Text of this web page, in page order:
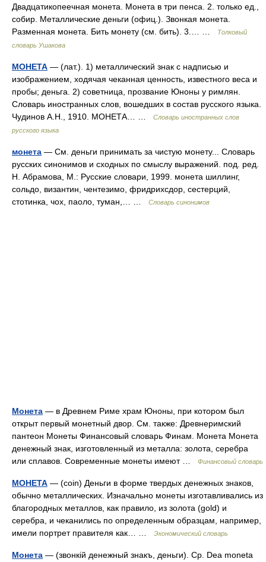
Двадцатикопеечная монета. Монета в три пенса. 2. только ед.,
собир. Металлические деньги (офиц.). Звонкая монета.
Разменная монета. Бить монету (см. бить). 3.… …
Толковый
словарь Ушакова
МОНЕТА — (лат.). 1) металлический знак с надписью и
изображением, ходячая чеканная ценность, известного веса и
пробы; деньга. 2) советница, прозвание Юноны у римлян.
Словарь иностранных слов, вошедших в состав русского языка.
Чудинов А.Н., 1910. МОНЕТА… …
Словарь иностранных слов
русского языка
монета — См. деньги принимать за чистую монету... Словарь
русских синонимов и сходных по смыслу выражений. под. ред.
Н. Абрамова, М.: Русские словари, 1999. монета шиллинг,
сольдо, византин, чентезимо, фридрихсдор, сестерций,
стотинка, чох, паоло, туман,… …
Словарь синонимов
Монета — в Древнем Риме храм Юноны, при котором был
открыт первый монетный двор. См. также: Древнеримский
пантеон Монеты Финансовый словарь Финам. Монета Монета
денежный знак, изготовленный из металла: золота, серебра
или сплавов. Современные монеты имеют …
Финансовый словарь
МОНЕТА — (coin) Деньги в форме твердых денежных знаков,
обычно металлических. Изначально монеты изготавливались из
благородных металлов, как правило, из золота (gold) и
серебра, и чеканились по определенным образцам, например,
имели портрет правителя как… …
Экономический словарь
Монета — (звонкій денежный знакъ, деньги). Ср. Dea moneta